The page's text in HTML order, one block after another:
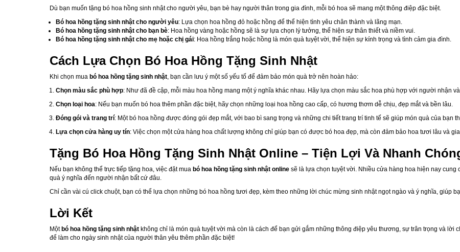
Dù bạn muốn tặng bó hoa hồng sinh nhật cho người yêu, bạn bè hay người thân trong gia đình, mỗi bó hoa sẽ mang một thông điệp đặc biệt.
Bó hoa hồng tặng sinh nhật cho người yêu: Lựa chọn hoa hồng đỏ hoặc hồng để thể hiện tình yêu chân thành và lãng mạn.
Bó hoa hồng tặng sinh nhật cho bạn bè: Hoa hồng vàng hoặc hồng sẽ là sự lựa chọn lý tưởng, thể hiện sự thân thiết và niềm vui.
Bó hoa hồng tặng sinh nhật cho mẹ hoặc chị gái: Hoa hồng trắng hoặc hồng là món quà tuyệt vời, thể hiện sự kính trọng và tình cảm gia đình.
Cách Lựa Chọn Bó Hoa Hồng Tặng Sinh Nhật
Khi chọn mua bó hoa hồng tặng sinh nhật, bạn cần lưu ý một số yếu tố để đảm bảo món quà trở nên hoàn hảo:
Chọn màu sắc phù hợp: Như đã đề cập, mỗi màu hoa hồng mang một ý nghĩa khác nhau. Hãy lựa chọn màu sắc hoa phù hợp với người nhận
Chọn loại hoa: Nếu bạn muốn bó hoa thêm phần đặc biệt, hãy chọn những loại hoa hồng cao cấp, có hương thơm dễ chịu, đẹp mắt và bền lâu.
Đóng gói và trang trí: Một bó hoa hồng được đóng gói đẹp mắt, với bao bì sang trọng và những chi tiết trang trí tinh tế sẽ giúp món quà của bạn
Lựa chọn cửa hàng uy tín: Việc chọn một cửa hàng hoa chất lượng không chỉ giúp bạn có được bó hoa đẹp, mà còn đảm bảo hoa tươi lâu và
Tặng Bó Hoa Hồng Tặng Sinh Nhật Online – Tiện Lợi Và Nhanh
Nếu bạn không thể trực tiếp tặng hoa, việc đặt mua bó hoa hồng tặng sinh nhật online sẽ là lựa chọn tuyệt vời. Nhiều cửa hàng hoa hiện nay
quà ý nghĩa đến người nhận bất cứ đâu.
Chỉ cần vài cú click chuột, bạn có thể lựa chọn những bó hoa hồng tươi đẹp, kèm theo những lời chúc mừng sinh nhật ngọt ngào và ý nghĩa, giúp
Lời Kết
Một bó hoa hồng tặng sinh nhật không chỉ là món quà tuyệt vời mà còn là cách để bạn gửi gắm những thông điệp yêu thương, sự trân trọng và lời
để làm cho ngày sinh nhật của người thân yêu thêm phần đặc biệt!